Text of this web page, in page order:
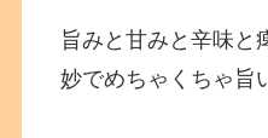
旨みと甘みと辛味と
妙でめちゃくちゃ旨